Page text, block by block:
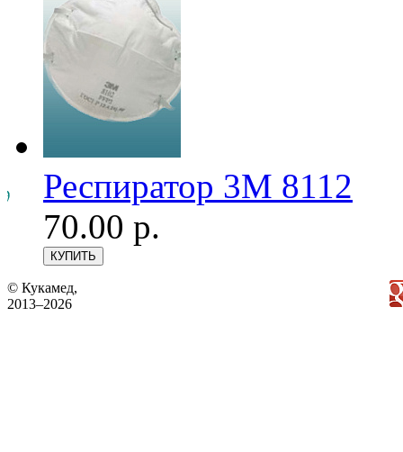
Респиратор 3М 8112
70.00 р.
© Кукамед,
2013–2026